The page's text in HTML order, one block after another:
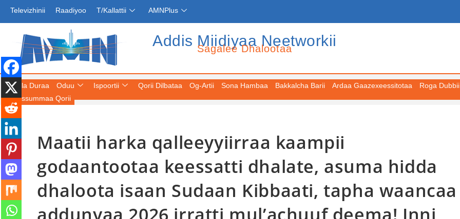
Televizhinii Raadiyoo T/Kallattii AMNPlus
Addis Miidiyaa Neetworkii
Sagalee Dhalootaa
Fuula Duraa Oduu Ispoortii Qorii Dilbataa Og-Artii Sona Hambaa Bakkalcha Barii Ardaa Gaazexeessitotaa
Roga Dubbii
Keessummaa Qorii
Maatii harka qalleeyyiirraa kaampii
godaantootaa keessatti dhalate, asuma hidda
dhaloota isaan Sudaan Kibbaati, tapha waancaa